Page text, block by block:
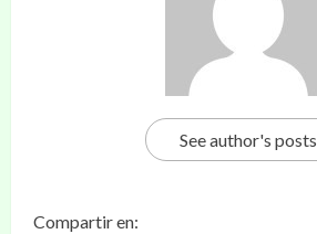
See author's posts
Compartir en: